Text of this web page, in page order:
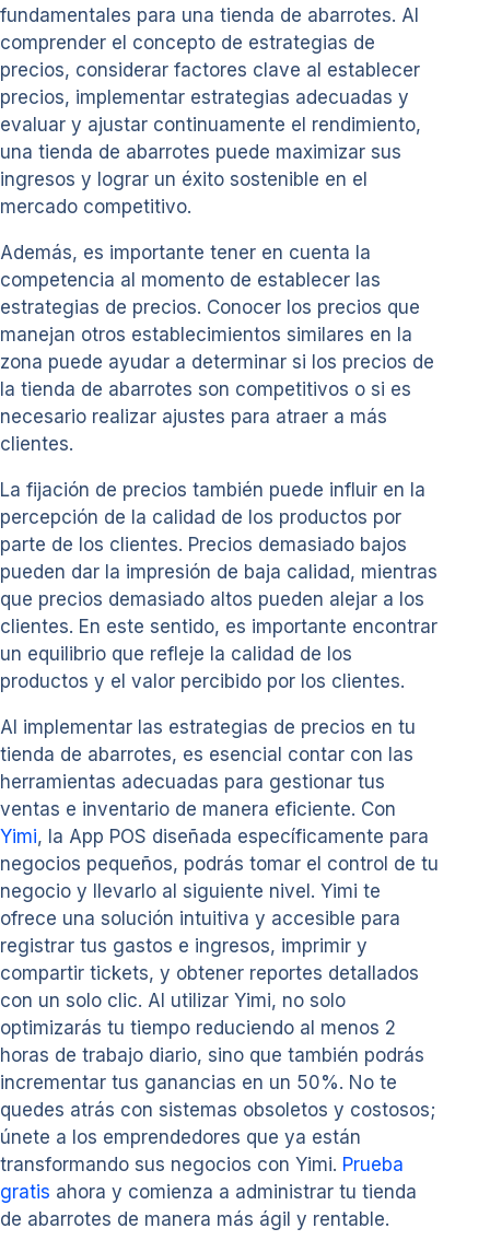
fundamentales para una tienda de abarrotes. Al
comprender el concepto de estrategias de
precios, considerar factores clave al establecer
precios, implementar estrategias adecuadas y
evaluar y ajustar continuamente el rendimiento,
una tienda de abarrotes puede maximizar sus
ingresos y lograr un éxito sostenible en el
mercado competitivo.
Además, es importante tener en cuenta la
competencia al momento de establecer las
estrategias de precios. Conocer los precios que
manejan otros establecimientos similares en la
zona puede ayudar a determinar si los precios de
la tienda de abarrotes son competitivos o si es
necesario realizar ajustes para atraer a más
clientes.
La fijación de precios también puede influir en la
percepción de la calidad de los productos por
parte de los clientes. Precios demasiado bajos
pueden dar la impresión de baja calidad, mientras
que precios demasiado altos pueden alejar a los
clientes. En este sentido, es importante encontrar
un equilibrio que refleje la calidad de los
productos y el valor percibido por los clientes.
Al implementar las estrategias de precios en tu
tienda de abarrotes, es esencial contar con las
herramientas adecuadas para gestionar tus
ventas e inventario de manera eficiente. Con
Yimi, la App POS diseñada específicamente para
negocios pequeños, podrás tomar el control de tu
negocio y llevarlo al siguiente nivel. Yimi te
ofrece una solución intuitiva y accesible para
registrar tus gastos e ingresos, imprimir y
compartir tickets, y obtener reportes detallados
con un solo clic. Al utilizar Yimi, no solo
optimizarás tu tiempo reduciendo al menos 2
horas de trabajo diario, sino que también podrás
incrementar tus ganancias en un 50%. No te
quedes atrás con sistemas obsoletos y costosos;
únete a los emprendedores que ya están
transformando sus negocios con Yimi. Prueba
gratis ahora y comienza a administrar tu tienda
de abarrotes de manera más ágil y rentable.